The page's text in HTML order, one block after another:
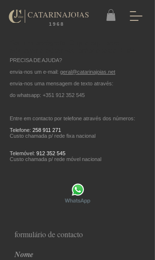
CATARINAJOIAS
1968
PRECISA DE AJUDA?
envia-nos um e-mail: geral@catarinajoias.net
envia-nos uma mensagem de texto através:
do whatsapp: +351 912 352 545
Entre em contacto por telefone através dos números:
Telefone: 258 911 271
Custo chamada p/ rede fixa nacional
Telemóvel: 912 352 545
Custo chamada p/ rede móvel nacional
formulário de contacto
Nome